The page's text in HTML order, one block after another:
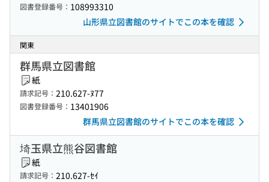
図書登録番号： 108993310
山形県立図書館のサイトでこの本を確認
関東
群馬県立図書館
紙
請求記号： 210.627-ﾇ77
図書登録番号： 13401906
群馬県立図書館のサイトでこの本を確認
埼玉県立熊谷図書館
紙
請求記号： 210.627-ｾｲ